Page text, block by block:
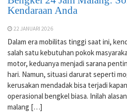
Kendaraan Anda
22 JANUARI 2026
Dalam era mobilitas tinggi saat ini,
salah satu kebutuhan pokok
motor, keduanya menjadi sarana
hari. Namun, situasi darurat seperti
kerusakan mendadak bisa terjadi
operasional bengkel biasa. Inilah
malang […]